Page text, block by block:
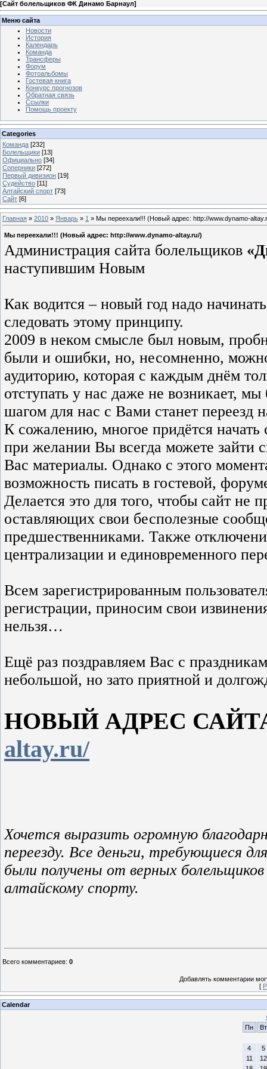
[Сайт болельщиков ФК Динамо Барнаул]
Меню сайта
Новости
История
Календарь
Команда
Трансферы
Форум
Фотоальбомы
Гостевая книга
Конкурс прогнозов
Обратная связь
Ссылки
Помощь проекту
Categories
Команда [232]
Болельщики [13]
Официально [34]
Соперники [272]
Первый дивизион [19]
Судейство [11]
Алтайский спорт [73]
Сайт [6]
Главная » 2010 » Январь » 1 » Мы переехали!!! (Новый адрес: http://www.dynamo-
Мы переехали!!! (Новый адрес: http://www.dynamo-altay.ru/)
Администрация сайта болельщиков
наступившим Новым
Как водится – новый год надо
следовать этому принципу.
2009 в неком смысле был новым,
были и ошибки, но, несомненно,
аудиторию, которая с каждым днём
отступать у нас даже не возникает,
шагом для нас с Вами станет переезд
К сожалению, многое придётся начать
при желании Вы всегда можете зайти
Вас материалы. Однако с этого
возможность писать в гостевой,
Делается это для того, чтобы сайт не
оставляющих свои бесполезные
предшественниками. Также
централизации и единовременного
Всем зарегистрированным
регистрации, приносим свои
нельзя…
Ещё раз поздравляем Вас с
небольшой, но зато приятной и
НОВЫЙ АДРЕС
altay.ru/
Хочется выразить огромную
переезду. Все деньги, требующиеся
были получены от верных
алтайскому спорту.
Всего комментариев: 0
Добавлять комментарии
[
Calendar
Пн
Вт
4
5
11
12